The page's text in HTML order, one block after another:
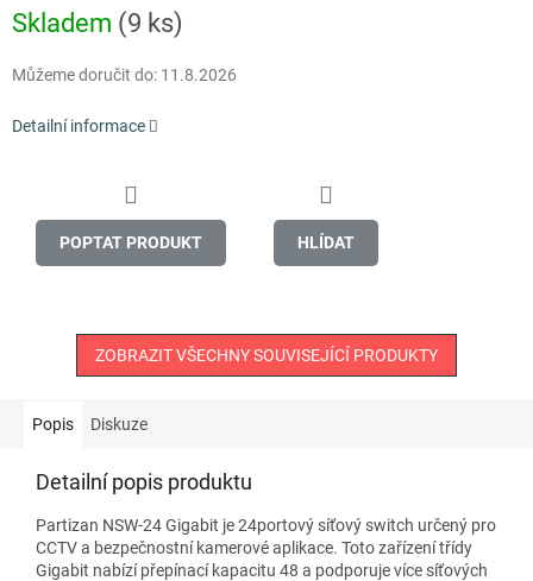
Skladem (9 ks)
Můžeme doručit do: 11.8.2026
Detailní informace
POPTAT PRODUKT HLÍDAT
ZOBRAZIT VŠECHNY SOUVISEJÍCÍ PRODUKTY
Popis Diskuze
Detailní popis produktu
Partizan NSW-24 Gigabit je 24portový síťový switch určený pro
CCTV a bezpečnostní kamerové aplikace. Toto zařízení třídy
Gigabit nabízí přepínací kapacitu 48 a podporuje více síťových